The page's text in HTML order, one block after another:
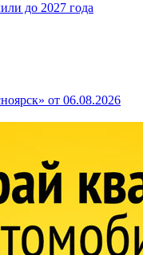
до 2027 года
от 06.08.2026